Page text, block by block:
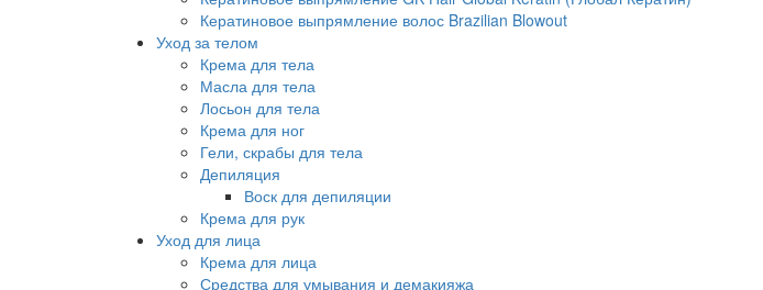
Кератиновое выпрямление волос Brazilian Blowout
Уход за телом
Крема для тела
Масла для тела
Лосьон для тела
Крема для ног
Гели, скрабы для тела
Депиляция
Воск для депиляции
Крема для рук
Уход для лица
Крема для лица
Средства для умывания и демакияжа